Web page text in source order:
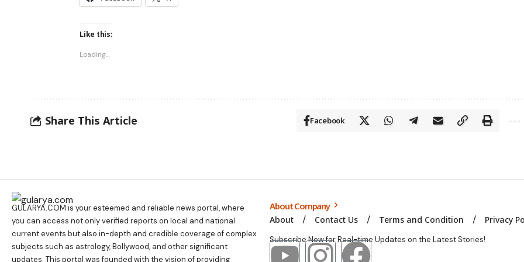
Like this:
Loading...
Share This Article Facebook
GULARYA.COM is your esteemed and reliable news portal, where
you can access not only verified reports on local and national
current events but also in-depth and credible coverage of complex
subjects such as astrology, Bollywood, and other significant
updates. This portal was founded with the vision of providing
About Company
About Contact Us Terms and Condition Privacy
Subscribe Now for Real-time Updates on the Latest Stories!